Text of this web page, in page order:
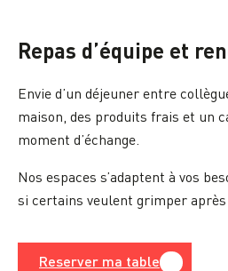
Repas d’équipe et
Envie d’un déjeuner entre
maison, des produits frais et un
moment d’échange.
Nos espaces s’adaptent à vos
si certains veulent grimper
Reserver ma table